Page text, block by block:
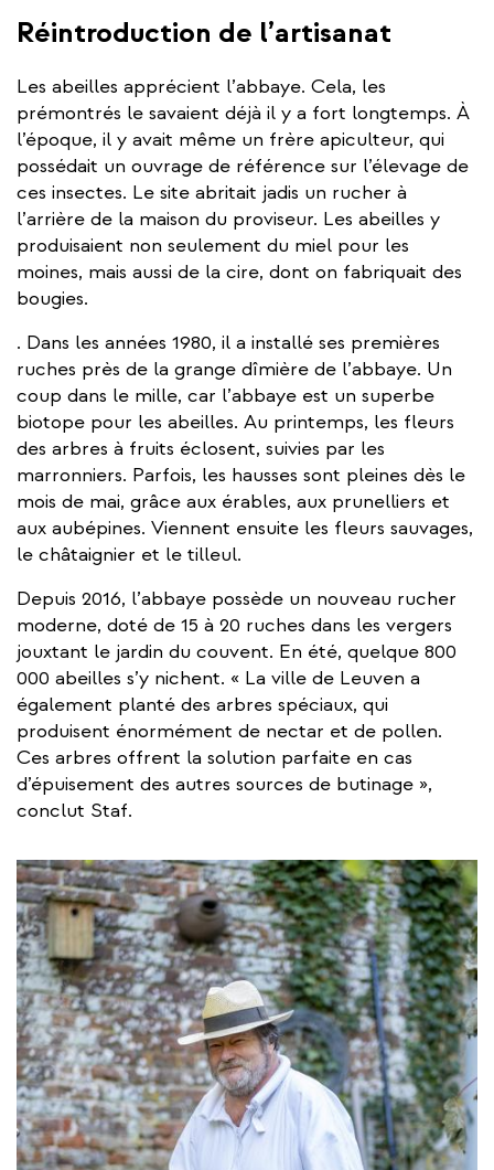
Réintroduction de l’artisanat
Les abeilles apprécient l’abbaye. Cela, les
prémontrés le savaient déjà il y a fort longtemps. À
l’époque, il y avait même un frère apiculteur, qui
possédait un ouvrage de référence sur l’élevage de
ces insectes. Le site abritait jadis un rucher à
l’arrière de la maison du proviseur. Les abeilles y
produisaient non seulement du miel pour les
moines, mais aussi de la cire, dont on fabriquait des
bougies.
. Dans les années 1980, il a installé ses premières
ruches près de la grange dîmière de l’abbaye. Un
coup dans le mille, car l’abbaye est un superbe
biotope pour les abeilles. Au printemps, les fleurs
des arbres à fruits éclosent, suivies par les
marronniers. Parfois, les hausses sont pleines dès le
mois de mai, grâce aux érables, aux prunelliers et
aux aubépines. Viennent ensuite les fleurs sauvages,
le châtaignier et le tilleul.
Depuis 2016, l’abbaye possède un nouveau rucher
moderne, doté de 15 à 20 ruches dans les vergers
jouxtant le jardin du couvent. En été, quelque 800
000 abeilles s’y nichent. « La ville de Leuven a
également planté des arbres spéciaux, qui
produisent énormément de nectar et de pollen.
Ces arbres offrent la solution parfaite en cas
d’épuisement des autres sources de butinage »,
conclut Staf.